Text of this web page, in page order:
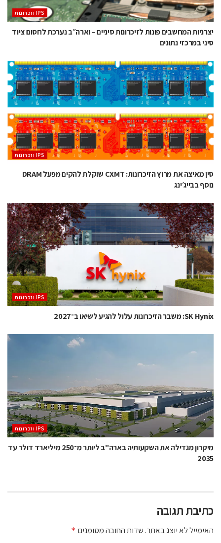
יצרניות המחשבים פונות לזיכרונות סיניים – וארה״ב נערכת לחסום ציוד
סיני במרכזי נתונים
סין מאיצה את מרוץ הזיכרונות: CXMT שוקלת להקים מפעל DRAM
נוסף בבייג׳ינג
SK Hynix: משבר הזיכרונות עלול להגיע לשיאו ב־2027
מיקרון מגדילה את השקעותיה בארה"ב ליותר מ־250 מיליארד דולר עד
2035
כתיבת תגובה
האימייל לא יוצג באתר.שדות החובה מסומנים *